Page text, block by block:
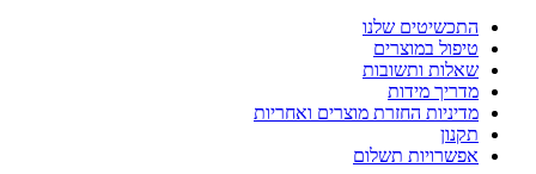
התכשיטים שלנו
טיפול במוצרים
שאלות ותשובות
מדריך מידות
מדיניות החזרת מוצרים ואחריות
תקנון
אפשרויות תשלום